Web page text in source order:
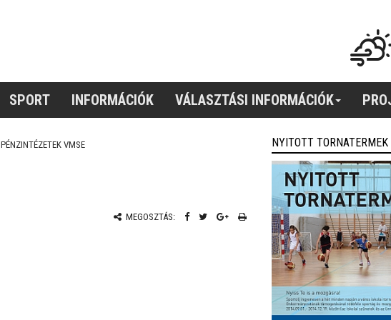
SPORT INFORMÁCIÓK VÁLASZTÁSI INFORMÁCIÓK
PÉNZINTÉZETEK VMSE
MEGOSZTÁS:
NYITOTT TORNATERMEK